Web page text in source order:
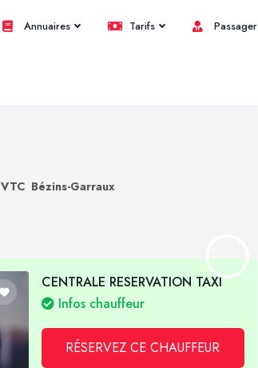
Annuaires Tarifs Passager
VTC Bézins-Garraux
CENTRALE RESERVATION TAXI
Infos chauffeur
RÉSERVEZ CE CHAUFFEUR